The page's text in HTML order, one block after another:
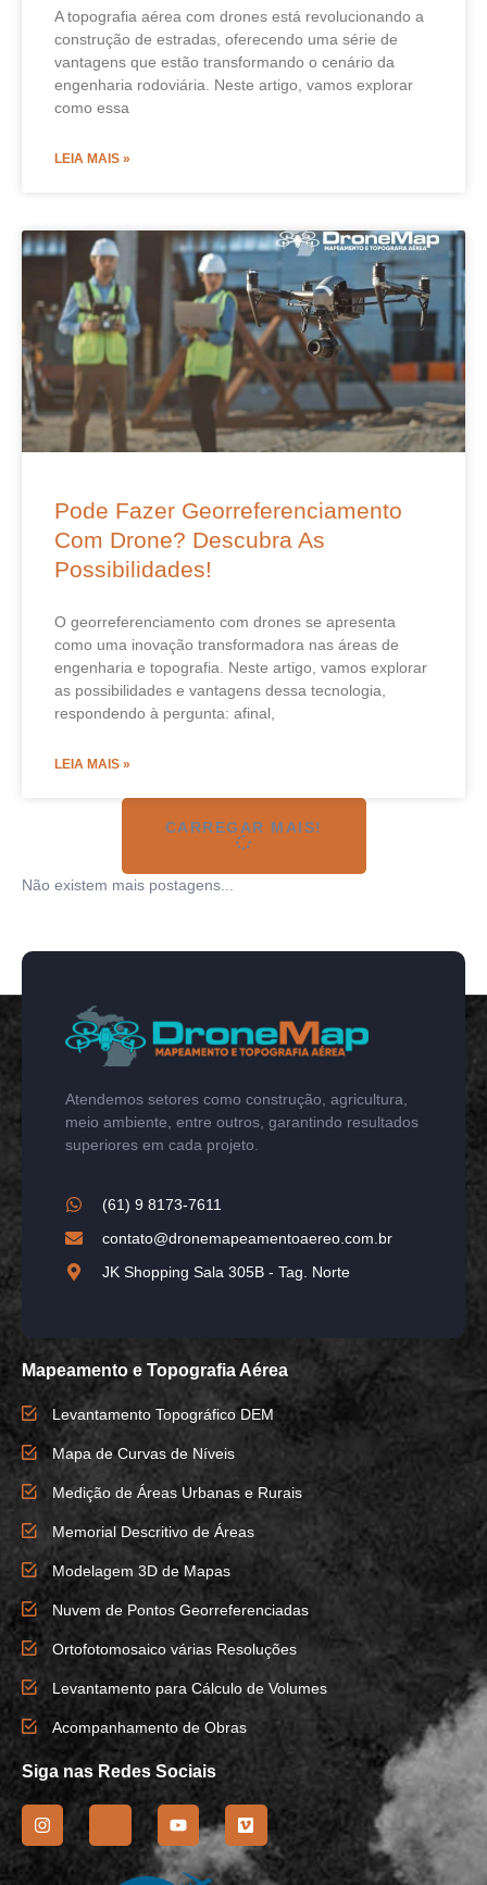
A topografia aérea com drones está revolucionando a
construção de estradas, oferecendo uma série de
vantagens que estão transformando o cenário da
engenharia rodoviária. Neste artigo, vamos explorar
como essa
LEIA MAIS »
Pode Fazer Georreferenciamento
Com Drone? Descubra As
Possibilidades!
O georreferenciamento com drones se apresenta
como uma inovação transformadora nas áreas de
engenharia e topografia. Neste artigo, vamos explorar
as possibilidades e vantagens dessa tecnologia,
respondendo à pergunta: afinal,
LEIA MAIS »
CARREGAR MAIS!
Não existem mais postagens...
Atendemos setores como construção, agricultura,
meio ambiente, entre outros, garantindo resultados
superiores em cada projeto.
(61) 9 8173-7611
contato@dronemapeamentoaereo.com.br
JK Shopping Sala 305B - Tag. Norte
Mapeamento e Topografia Aérea
Levantamento Topográfico DEM
Mapa de Curvas de Níveis
Medição de Áreas Urbanas e Rurais
Memorial Descritivo de Áreas
Modelagem 3D de Mapas
Nuvem de Pontos Georreferenciadas
Ortofotomosaico várias Resoluções
Levantamento para Cálculo de Volumes
Acompanhamento de Obras
Siga nas Redes Sociais